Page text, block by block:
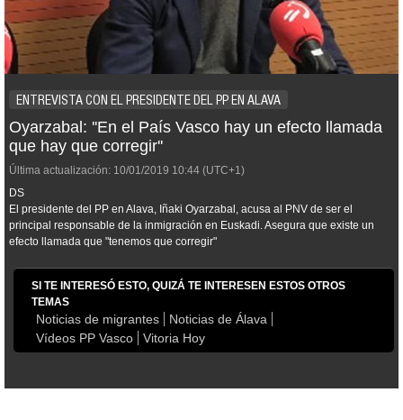
ENTREVISTA CON EL PRESIDENTE DEL PP EN ALAVA
Oyarzabal: ''En el País Vasco hay un efecto llamada
que hay que corregir''
Última actualización: 10/01/2019 10:44 (UTC+1)
DS
El presidente del PP en Alava, Iñaki Oyarzabal, acusa al PNV de ser el
principal responsable de la inmigración en Euskadi. Asegura que existe un
efecto llamada que "tenemos que corregir"
SI TE INTERESÓ ESTO, QUIZÁ TE INTERESEN ESTOS OTROS
TEMAS
Noticias de migrantes
Noticias de Álava
Vídeos PP Vasco
Vitoria Hoy